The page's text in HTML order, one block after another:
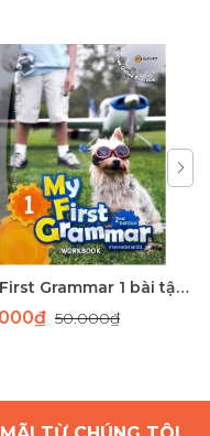
My First Grammar 1 bài tập 2nd Edition
50.000₫